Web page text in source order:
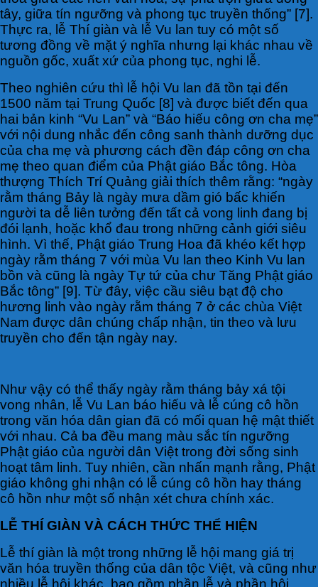
tây, giữa tín ngưỡng và phong tục truyền thống” [7].
Thực ra, lễ Thí giàn và lễ Vu lan tuy có một số
tương đồng về mặt ý nghĩa nhưng lại khác nhau về
nguồn gốc, xuất xứ của phong tục, nghi lễ.
Theo nghiên cứu thì lễ hội Vu lan đã tồn tại đến
1500 năm tại Trung Quốc [8] và được biết đến qua
hai bản kinh “Vu Lan” và “Báo hiếu công ơn cha mẹ”
với nội dung nhắc đến công sanh thành dưỡng dục
của cha mẹ và phương cách đền đáp công ơn cha
mẹ theo quan điểm của Phật giáo Bắc tông. Hòa
thượng Thích Trí Quảng giải thích thêm rằng: “ngày
rằm tháng Bảy là ngày mưa dầm gió bấc khiến
người ta dễ liên tưởng đến tất cả vong linh đang bị
đói lạnh, hoặc khổ đau trong những cảnh giới siêu
hình. Vì thế, Phật giáo Trung Hoa đã khéo kết hợp
ngày rằm tháng 7 với mùa Vu lan theo Kinh Vu lan
bồn và cũng là ngày Tự tứ của chư Tăng Phật giáo
Bắc tông” [9]. Từ đây, việc cầu siêu bạt độ cho
hương linh vào ngày rằm tháng 7 ở các chùa Việt
Nam được dân chúng chấp nhận, tin theo và lưu
truyền cho đến tận ngày nay.
Như vậy có thể thấy ngày rằm tháng bảy xá tội
vong nhân, lễ Vu Lan báo hiếu và lễ cúng cô hồn
trong văn hóa dân gian đã có mối quan hệ mật thiết
với nhau. Cả ba đều mang màu sắc tín ngưỡng
Phật giáo của người dân Việt trong đời sống sinh
hoạt tâm linh. Tuy nhiên, cần nhấn mạnh rằng, Phật
giáo không ghi nhận có lễ cúng cô hồn hay tháng
cô hồn như một số nhận xét chưa chính xác.
LỄ THÍ GIÀN VÀ CÁCH THỨC THỂ HIỆN
Lễ thí giàn là một trong những lễ hội mang giá trị
văn hóa truyền thống của dân tộc Việt, và cũng như
nhiều lễ hội khác, bao gồm phần lễ và phần hội.